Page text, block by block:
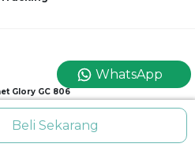
Glory GC 806
ini merupakan salah satu material
kokoh, namun tetap menghadirkan
arsip bawah Glory ini.
Beli Sekarang
WhatsApp